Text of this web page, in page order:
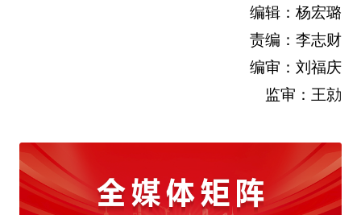
编辑：杨宏璐
责编：李志财
编审：刘福庆
监审：王勍